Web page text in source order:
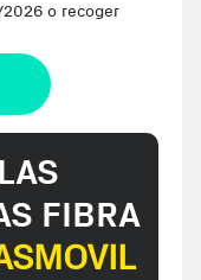
o recoger
FIBRA